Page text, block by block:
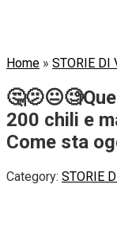
Home » STORIE DI
200 chili e
Come sta
Category: STORIE